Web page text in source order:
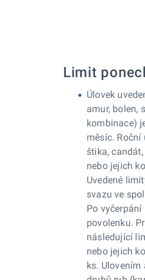
Limit
Úlovek
amur, bolen,
kombinace)
měsíc. Roční
štika,
nebo jejich
Uvedené
svazu ve
Po
povolenku.
následující
nebo jejich
ks. Ulovením